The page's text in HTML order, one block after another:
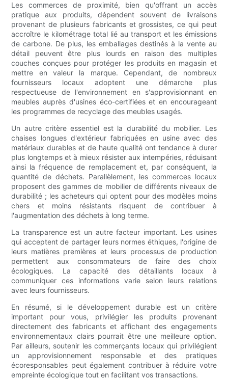
Les commerces de proximité, bien qu'offrant un accès
pratique aux produits, dépendent souvent de livraisons
provenant de plusieurs fabricants et grossistes, ce qui peut
accroître le kilométrage total lié au transport et les émissions
de carbone. De plus, les emballages destinés à la vente au
détail peuvent être plus lourds en raison des multiples
couches conçues pour protéger les produits en magasin et
mettre en valeur la marque. Cependant, de nombreux
fournisseurs locaux adoptent une démarche plus
respectueuse de l'environnement en s'approvisionnant en
meubles auprès d'usines éco-certifiées et en encourageant
les programmes de recyclage des meubles usagés.
Un autre critère essentiel est la durabilité du mobilier. Les
chaises longues d'extérieur fabriquées en usine avec des
matériaux durables et de haute qualité ont tendance à durer
plus longtemps et à mieux résister aux intempéries, réduisant
ainsi la fréquence de remplacement et, par conséquent, la
quantité de déchets. Parallèlement, les commerces locaux
proposent des gammes de mobilier de différents niveaux de
durabilité ; les acheteurs qui optent pour des modèles moins
chers et moins résistants risquent de contribuer à
l'augmentation des déchets à long terme.
La transparence est un autre facteur important. Les usines
qui acceptent de partager leurs normes éthiques, l'origine de
leurs matières premières et leurs processus de production
permettent aux consommateurs de faire des choix
écologiques. La capacité des détaillants locaux à
communiquer ces informations varie selon leurs relations
avec leurs fournisseurs.
En résumé, si le développement durable est un critère
important pour vous, privilégier les produits provenant
directement des fabricants et affichant des engagements
environnementaux clairs pourrait être une meilleure option.
Par ailleurs, soutenir les commerçants locaux qui privilégient
un approvisionnement responsable et des pratiques
écoresponsables peut également contribuer à réduire votre
empreinte écologique tout en facilitant vos transactions.